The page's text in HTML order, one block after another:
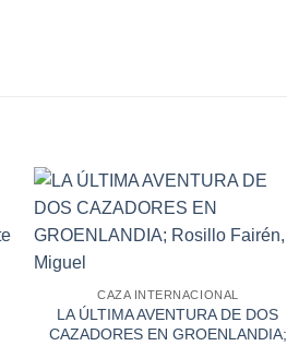
CAZA INTERNACIONAL
LA ÚLTIMA AVENTURA DE DOS
CAZADORES EN GROENLANDIA;